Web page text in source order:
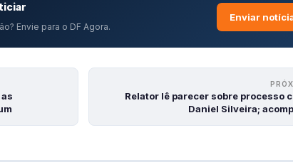
Envie para o DF Agora.
Enviar
Relator lê parecer sobre processo
Daniel Silveira;